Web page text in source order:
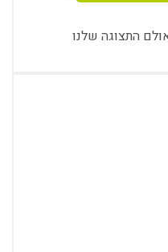
התצוגה שלנו